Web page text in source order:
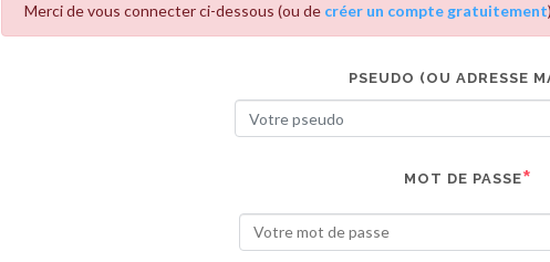
Merci de vous connecter ci-dessous (ou de créer un compte gratuitement
PSEUDO (OU ADRESSE
MOT DE PASSE